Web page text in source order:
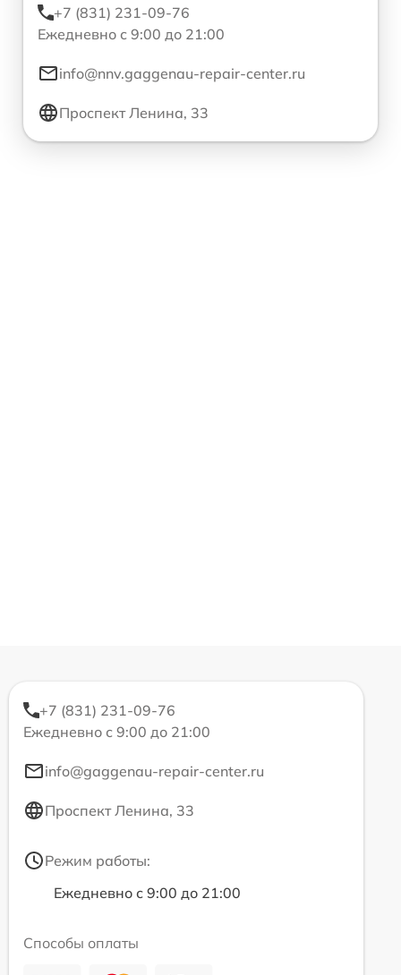
+7 (831) 231-09-76
Ежедневно с 9:00 до 21:00
info@nnv.gaggenau-repair-center.ru
Проспект Ленина, 33
+7 (831) 231-09-76
Ежедневно с 9:00 до 21:00
info@gaggenau-repair-center.ru
Проспект Ленина, 33
Режим работы:
Ежедневно с 9:00 до 21:00
Способы оплаты